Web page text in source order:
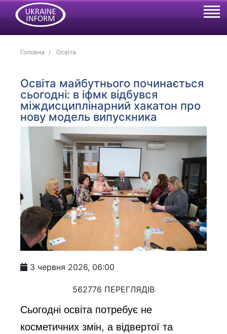
Головна Освіта
Освіта майбутнього починається
сьогодні: в іфмк відбувся
міждисциплінарний хакатон про
нову модель випускника
3 червня 2026, 06:00
562776 ПЕРЕГЛЯДІВ
Сьогодні освіта потребує не
косметичних змін, а відвертої та